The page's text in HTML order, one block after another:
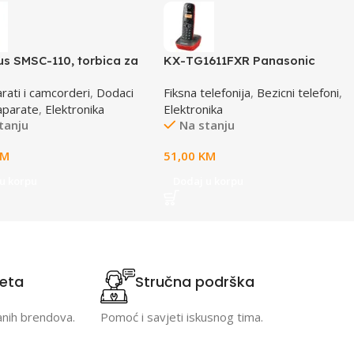
SMSC-110, torbica za
i camcorderi, Dodaci
, Elektronika
KX-TG1611FXR Panasonic
Fiksna telefonija, Bezicni telefoni,
Elektronika
Na stanju
51,00 KM
brendova.
Stručna podrška
Pomoć i savjeti iskusnog tima.